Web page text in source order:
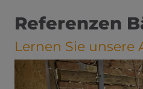
Referenzen
Lernen Sie unsere